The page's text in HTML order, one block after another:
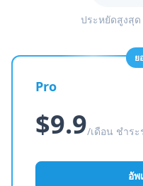
ประหยัดสูงสุด
ย
Pro
$9.9/เดือน ชำระ
อัพ